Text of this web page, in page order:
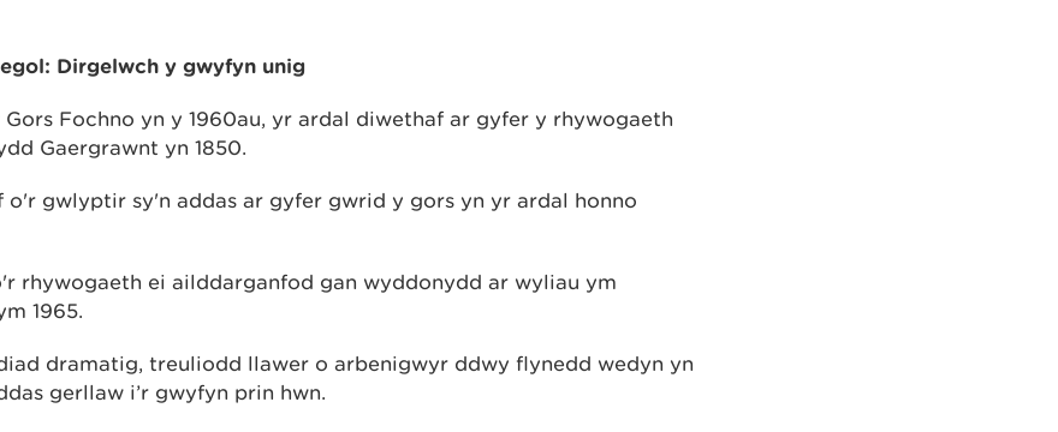
Dirgelwch y gwyfyn unig
Fochno yn y 1960au, yr ardal diwethaf ar gyfer y rhywogaeth
Gaergrawnt yn 1850.
o'r gwlyptir sy'n addas ar gyfer gwrid y gors yn yr ardal honno
rhywogaeth ei ailddarganfod gan wyddonydd ar wyliau ym
1965.
dramatig, treuliodd llawer o arbenigwyr ddwy flynedd wedyn yn
gerllaw i’r gwyfyn prin hwn.